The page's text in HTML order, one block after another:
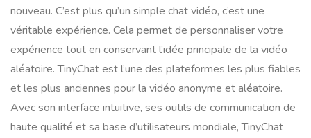
nouveau. C’est plus qu’un simple chat vidéo, c’est une
véritable expérience. Cela permet de personnaliser votre
expérience tout en conservant l’idée principale de la vidéo
aléatoire. TinyChat est l’une des plateformes les plus fiables
et les plus anciennes pour la vidéo anonyme et aléatoire.
Avec son interface intuitive, ses outils de communication de
haute qualité et sa base d’utilisateurs mondiale, TinyChat